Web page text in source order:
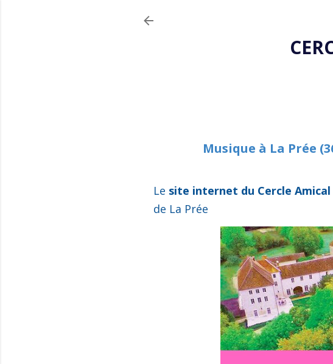
Musique à La Prée
Le site internet du Cercle
de La Prée